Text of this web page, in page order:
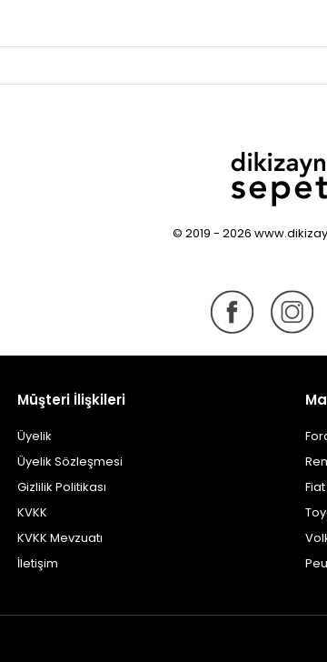
© 2019 - 2026
Müşteri İlişkileri
Üyelik
Üyelik Sözleşmesi
Gizlilik Politikası
KVKK
KVKK Mevzuatı
İletişim
Fiat